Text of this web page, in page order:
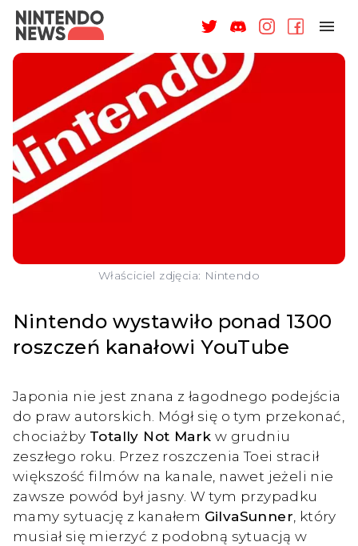
NEWSY
RECENZJE
ARTYKUŁY
WSPARCIE
ZALOGUJ
Właściciel zdjęcia: Nintendo
Nintendo wystawiło ponad 1300
roszczeń kanałowi YouTube
Japonia nie jest znana z łagodnego podejścia
do praw autorskich. Mógł się o tym przekonać,
chociażby Totally Not Mark w grudniu
zeszłego roku. Przez roszczenia Toei stracił
większość filmów na kanale, nawet jeżeli nie
zawsze powód był jasny. W tym przypadku
mamy sytuację z kanałem GilvaSunner , który
musiał się mierzyć z podobną sytuacją w